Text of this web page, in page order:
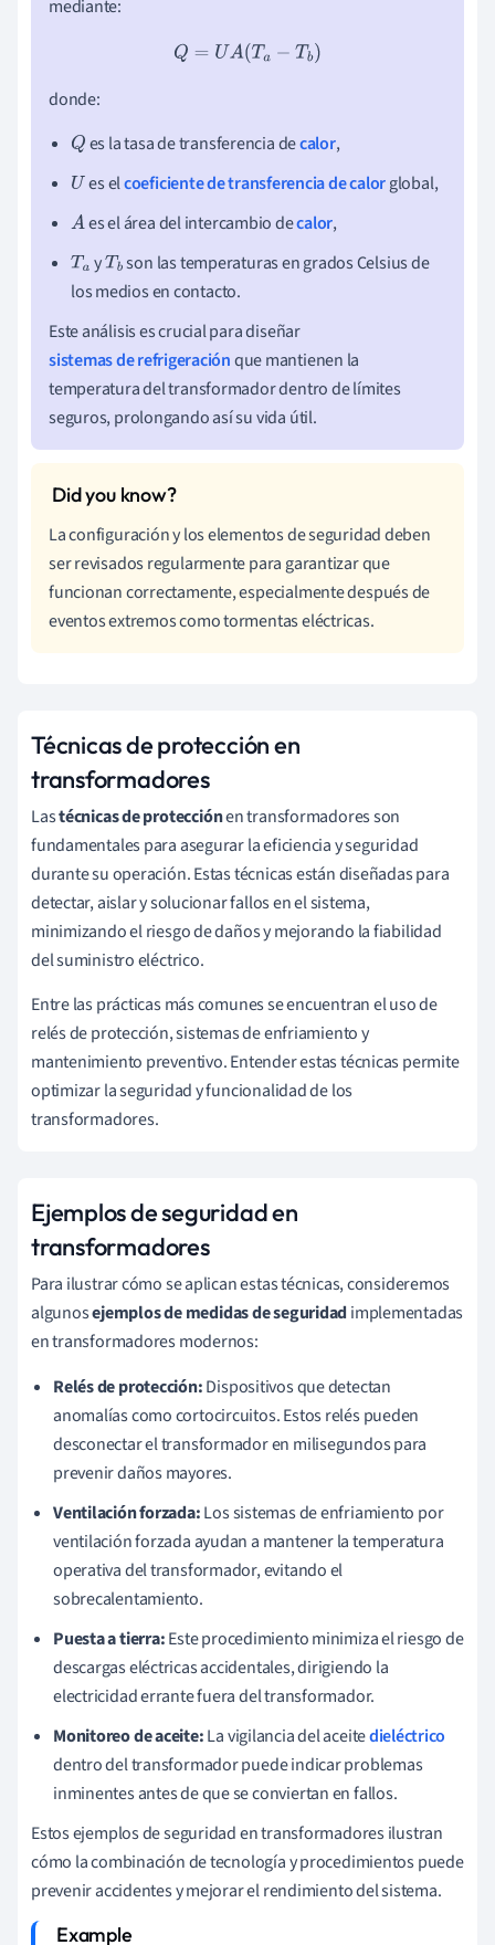
mediante:
Q =UA(Ta− Tb )
donde:
Q es la tasa de transferencia decalor,
U es elcoeficiente de transferencia de calorglobal,
A es el área del intercambio decalor,
Ta yT
b
son las temperaturas en grados Celsius de
los medios en contacto.
Este análisis es crucial para diseñar
sistemas de refrigeraciónque mantienen la
temperatura del transformador dentro de límites
seguros, prolongando así su vida útil.
La configuración y los elementos de seguridad deben
ser revisados regularmente para garantizar que
funcionan correctamente, especialmente después de
eventos extremos como tormentas eléctricas.
Técnicas de protección en
transformadores
Lastécnicas de protecciónen transformadores son
fundamentales para asegurar la eficiencia y seguridad
durante su operación. Estas técnicas están diseñadas para
detectar, aislar y solucionar fallos en el sistema,
minimizando el riesgo de daños y mejorando la fiabilidad
del suministro eléctrico.
Entre las prácticas más comunes se encuentran el uso de
relés de protección, sistemas de enfriamiento y
mantenimiento preventivo. Entender estas técnicas permite
optimizar la seguridad y funcionalidad de los
transformadores.
Ejemplos de seguridad en
transformadores
Para ilustrar cómo se aplican estas técnicas, consideremos
algunosejemplos de medidas de seguridadimplementadas
en transformadores modernos:
Relés de protección:Dispositivos que detectan
anomalías como cortocircuitos. Estos relés pueden
desconectar el transformador en milisegundos para
prevenir daños mayores.
Ventilación forzada:Los sistemas de enfriamiento por
ventilación forzada ayudan a mantener la temperatura
operativa del transformador, evitando el
sobrecalentamiento.
Puesta a tierra:Este procedimiento minimiza el riesgo de
descargas eléctricas accidentales, dirigiendo la
electricidad errante fuera del transformador.
Monitoreo de aceite:La vigilancia del aceitedieléctrico
dentro del transformador puede indicar problemas
inminentes antes de que se conviertan en fallos.
Estos ejemplos de seguridad en transformadores ilustran
cómo la combinación de tecnología y procedimientos puede
prevenir accidentes y mejorar el rendimiento del sistema.